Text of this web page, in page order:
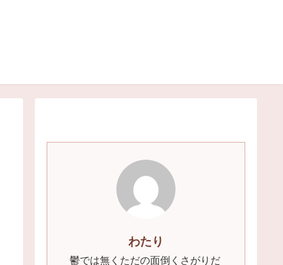
わたり
鬱では無くただの面倒くさがりだ